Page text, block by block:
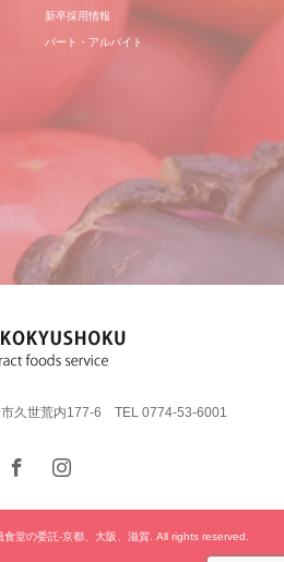
新卒採用情報
パート・アルバイト
久世荒内177-6 TEL 0774-53-6001
堂の委託-京都、大阪、滋賀. All rights reserved.